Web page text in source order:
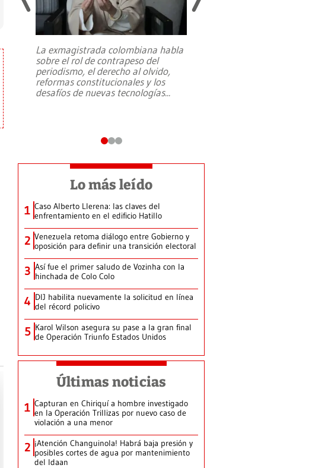
La exmagistrada colombiana habla
sobre el rol de contrapeso del
periodismo, el derecho al olvido,
reformas constitucionales y los
desafíos de nuevas tecnologías...
Lo más leído
1 Caso Alberto Llerena: las claves del
enfrentamiento en el edificio Hatillo
2 Venezuela retoma diálogo entre Gobierno y
oposición para definir una transición electoral
3 Así fue el primer saludo de Vozinha con la
hinchada de Colo Colo
4 DIJ habilita nuevamente la solicitud en línea
del récord policivo
5 Karol Wilson asegura su pase a la gran final
de Operación Triunfo Estados Unidos
Últimas noticias
1 Capturan en Chiriquí a hombre investigado
en la Operación Trillizas por nuevo caso de
violación a una menor
2 ¡Atención Changuinola! Habrá baja presión y
posibles cortes de agua por mantenimiento
del Idaan